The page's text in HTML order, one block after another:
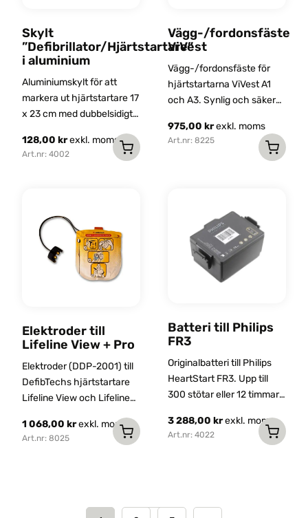
Skylt
”Defibrillator/Hjärtstartare”
i aluminium
Aluminiumskylt för att
markera ut hjärtstartare 17
x 23 cm med dubbelsidigt
128,00krexkl. moms
Art.nr: 4002
Vägg-/fordonsfäste
ViVest
Vägg-/fordonsfäste för
hjärtstartarna ViVest A1
och A3. Synlig och säker
åtkomst. Enkel att
975,00 krexkl. moms
Art.nr: 8225
Elektroder till
Lifeline View + Pro
Elektroder (DDP-2001) till
DefibTechs hjärtstartare
Lifeline View och Lifeline
1 068,00krexkl. moms
Art.nr: 8025
Batteri till Philips
FR3
Originalbatteri till Philips
HeartStart FR3. Upp till
300 stötar eller 12 timmars
tillförlitlighet och lång
livslängd. CE-märkt och
3 288,00 krexkl. moms
Art.nr: 4022